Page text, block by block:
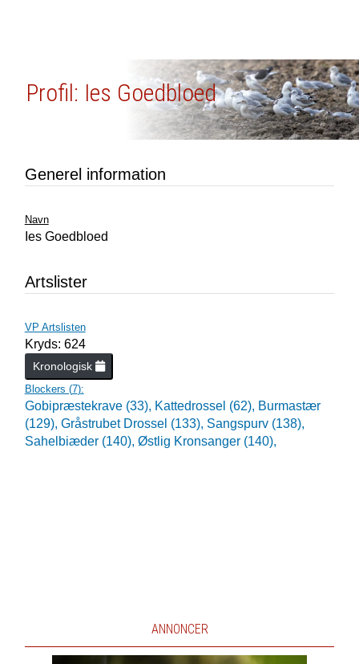
Profil: Ies Goedbloed
Generel information
Navn
Ies Goedbloed
Artslister
VP Artslisten
Kryds: 624
Kronologisk
Blockers (7):
Gobipræstekrave (33), Kattedrossel (62), Burmastær
(129), Gråstrubet Drossel (133), Sangspurv (138),
Sahelbiæder (140), Østlig Kronsanger (140),
ANNONCER